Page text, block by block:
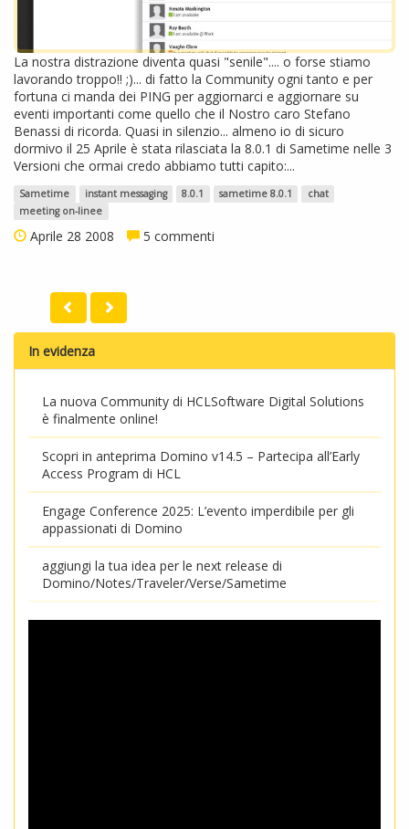
La nostra distrazione diventa quasi "senile".... o forse stiamo
lavorando troppo!! ;)... di fatto la Community ogni tanto e per
fortuna ci manda dei PING per aggiornarci e aggiornare su
eventi importanti come quello che il Nostro caro Stefano
Benassi di ricorda. Quasi in silenzio... almeno io di sicuro
dormivo il 25 Aprile è stata rilasciata la 8.0.1 di Sametime nelle 3
Versioni che ormai credo abbiamo tutti capito:...
Sametime instant messaging 8.0.1 sametime 8.0.1
chat
meeting on-linee
Aprile 28 2008 5 commenti
In evidenza
La nuova Community di HCLSoftware Digital Solutions
è finalmente online!
Scopri in anteprima Domino v14.5 – Partecipa all’Early
Access Program di HCL
Engage Conference 2025: L’evento imperdibile per gli
appassionati di Domino
aggiungi la tua idea per le next release di
Domino/Notes/Traveler/Verse/Sametime